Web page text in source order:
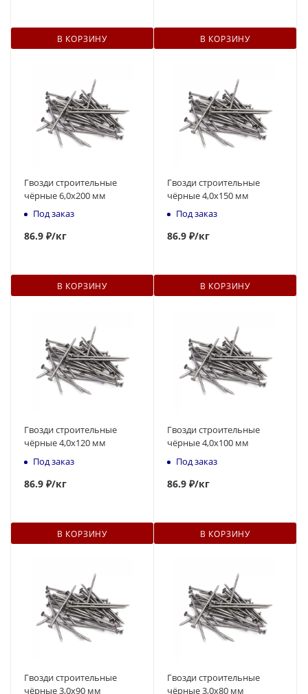
В КОРЗИНУ В КОРЗИНУ
Гвозди строительные
чёрные 6,0x200 мм
Под заказ
86.9 ₽/кг
В КОРЗИНУ
Гвозди строительные
чёрные 4,0x150 мм
Под заказ
86.9 ₽/кг
В КОРЗИНУ
Гвозди строительные
чёрные 4,0x120 мм
Под заказ
86.9 ₽/кг
В КОРЗИНУ
Гвозди строительные
чёрные 4,0x100 мм
Под заказ
86.9 ₽/кг
В КОРЗИНУ
Гвозди строительные
чёрные 3,0x90 мм
Гвозди строительные
чёрные 3,0x80 мм